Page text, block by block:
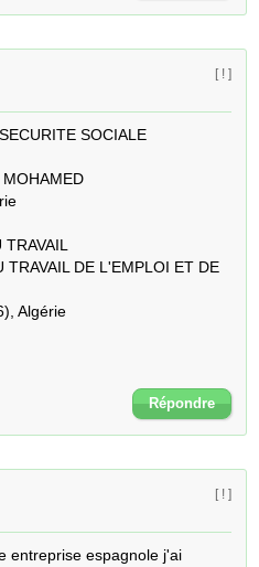
[ ! ]
SOCIALE
DE L'EMPLOI ET DE
Algérie
Répondre
[ ! ]
entreprise espagnole j'ai